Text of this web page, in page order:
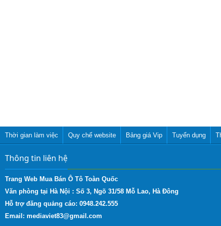
Thời gian làm việc Quy chế website Bảng giá Vip Tuyển dụng
Thông tin liên hệ
Trang Web Mua Bán Ô Tô Toàn Quốc
Văn phòng tại Hà Nội : Số 3, Ngõ 31/58 Mỗ Lao, Hà Đông
Hỗ trợ đăng quảng cáo: 0948.242.555
Email: mediaviet83@gmail.com